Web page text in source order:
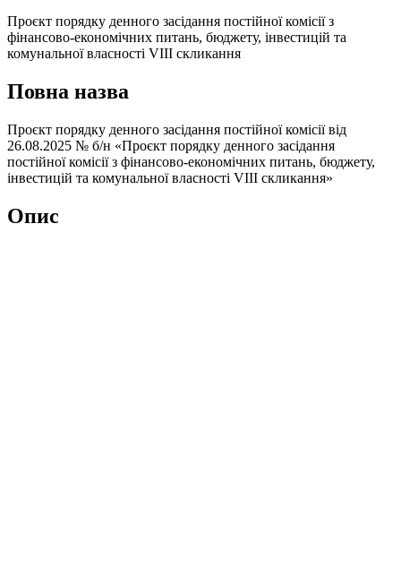
Проєкт порядку денного засідання постійної комісії з
фінансово-економічних питань, бюджету, інвестицій та
комунальної власності VІІІ скликання
Повна назва
Проєкт порядку денного засідання постійної комісії від
26.08.2025 № б/н «Проєкт порядку денного засідання
постійної комісії з фінансово-економічних питань, бюджету,
інвестицій та комунальної власності VІІІ скликання»
Опис